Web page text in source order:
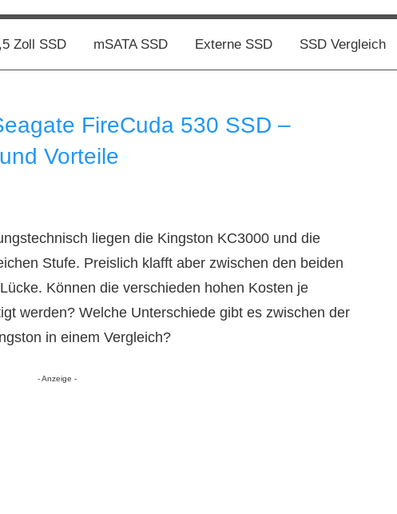
Zoll SSD mSATA SSD Externe SSD SSD Vergleich
FireCuda 530 SSD –
Vorteile
liegen die Kingston KC3000 und die
Stufe. Preislich klafft aber zwischen den beiden
Können die verschieden hohen Kosten je
werden? Welche Unterschiede gibt es zwischen der
in einem Vergleich?
- Anzeige -